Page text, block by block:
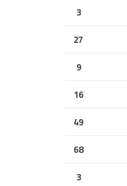
3
27
9
16
49
68
3